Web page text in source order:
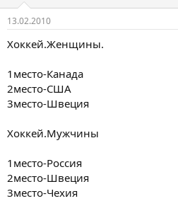
13.02.2010
Хоккей.Женщины.
1место-Канада
2место-США
3место-Швеция
Хоккей.Мужчины
1место-Россия
2место-Швеция
3место-Чехия